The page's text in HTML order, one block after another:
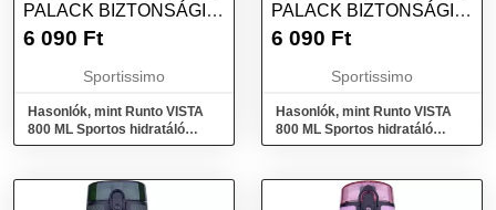
PALACK BIZTONSÁGI
KUPAKKAL, LILA,
6 090 Ft
Sportissimo
Hasonlók, mint Runto VISTA
800 ML Sportos hidratáló
palack biztonsági kupakkal,
PALACK BIZTONSÁGI
KUPAKKAL, SZÜRKE,
6 090 Ft
Sportissimo
Hasonlók, mint Runto VISTA
800 ML Sportos hidratáló
palack biztonsági kupakkal,